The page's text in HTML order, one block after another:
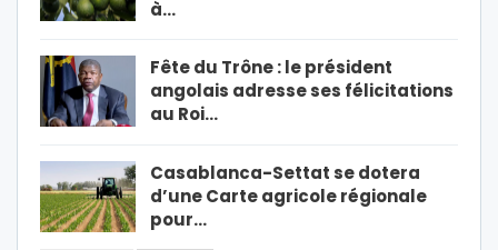
à…
Fête du Trône : le président
angolais adresse ses félicitations
au Roi…
Casablanca-Settat se dotera
d’une Carte agricole régionale
pour…